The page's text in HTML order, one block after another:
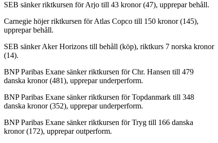
SEB sänker riktkursen för Arjo till 43 kronor (47), upprepar behåll.
Carnegie höjer riktkursen för Atlas Copco till 150 kronor (145),
upprepar behåll.
SEB sänker Aker Horizons till behåll (köp), riktkurs 7 norska kronor
(14).
BNP Paribas Exane sänker riktkursen för Chr. Hansen till 479
danska kronor (481), upprepar underperform.
BNP Paribas Exane sänker riktkursen för Topdanmark till 348
danska kronor (352), upprepar underperform.
BNP Paribas Exane sänker riktkursen för Tryg till 166 danska
kronor (172), upprepar outperform.